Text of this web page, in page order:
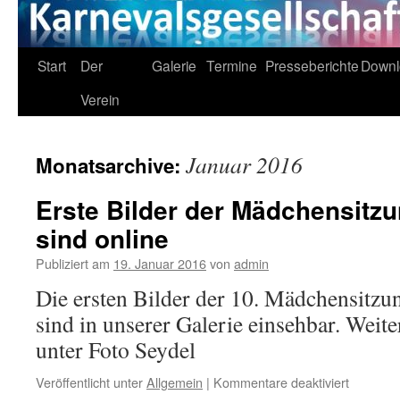
Zum
Start
Der
Verein
Galerie Termine Presseberichte
Monatsarchive: Januar 2016
Erste Bilder der
sind online
Publiziert am 19. Januar 2016von admin
Die ersten Bilder der 10.
sind in unserer Galerie einsehbar.
unter Foto Seydel
Veröffentlicht unterAllgemein | Kommentare deaktiviertfür